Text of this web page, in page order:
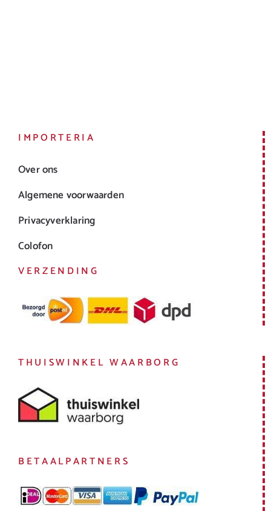
IMPORTERIA
Over ons
Algemene voorwaarden
Privacyverklaring
Colofon
VERZENDING
THUISWINKEL WAARBORG
BETAALPARTNERS